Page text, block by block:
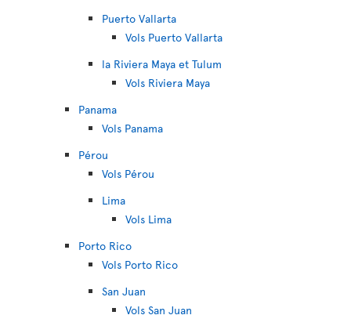
Puerto Vallarta
Vols Puerto Vallarta
la Riviera Maya et Tulum
Vols Riviera Maya
Panama
Vols Panama
Pérou
Vols Pérou
Lima
Vols Lima
Porto Rico
Vols Porto Rico
San Juan
Vols San Juan